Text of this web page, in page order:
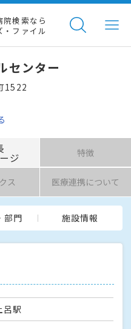
検索なら
・ファイル
センター
1522
ジ 特徴
ス 医療連携について
部門 施設情報
駅